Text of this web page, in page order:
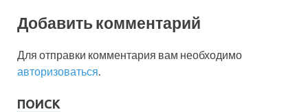
Добавить комментарий
Для отправки комментария вам необходимо
авторизоваться.
ПОИСК